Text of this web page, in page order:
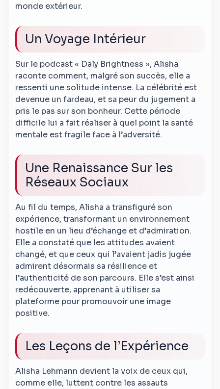
monde extérieur.
Un Voyage Intérieur
Sur le podcast « Daly Brightness », Alisha
raconte comment, malgré son succès, elle a
ressenti une solitude intense. La célébrité est
devenue un fardeau, et sa peur du jugement a
pris le pas sur son bonheur. Cette période
difficile lui a fait réaliser à quel point la santé
mentale est fragile face à l’adversité.
Une Renaissance Sur les
Réseaux Sociaux
Au fil du temps, Alisha a transfiguré son
expérience, transformant un environnement
hostile en un lieu d’échange et d’admiration.
Elle a constaté que les attitudes avaient
changé, et que ceux qui l’avaient jadis jugée
admirent désormais sa résilience et
l’authenticité de son parcours. Elle s’est ainsi
redécouverte, apprenant à utiliser sa
plateforme pour promouvoir une image
positive.
Les Leçons de l’Expérience
Alisha Lehmann devient la voix de ceux qui,
comme elle, luttent contre les assauts